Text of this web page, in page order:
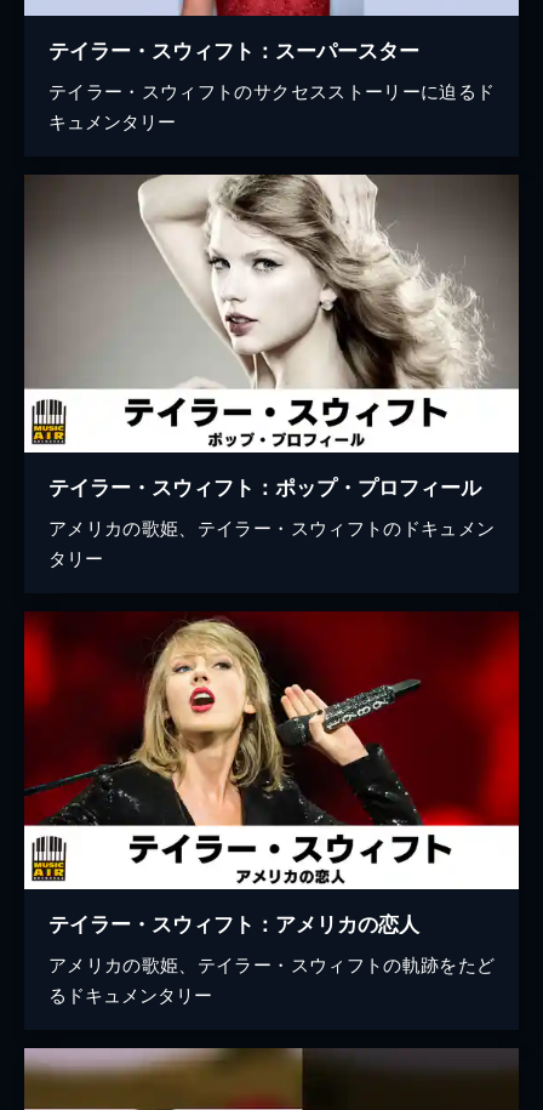
テイラー・スウィフト：スーパースター
テイラー・スウィフトのサクセスストーリーに迫るド
キュメンタリー
テイラー・スウィフト：ポップ・プロフィール
アメリカの歌姫、テイラー・スウィフトのドキュメン
タリー
テイラー・スウィフト：アメリカの恋人
アメリカの歌姫、テイラー・スウィフトの軌跡をたど
るドキュメンタリー